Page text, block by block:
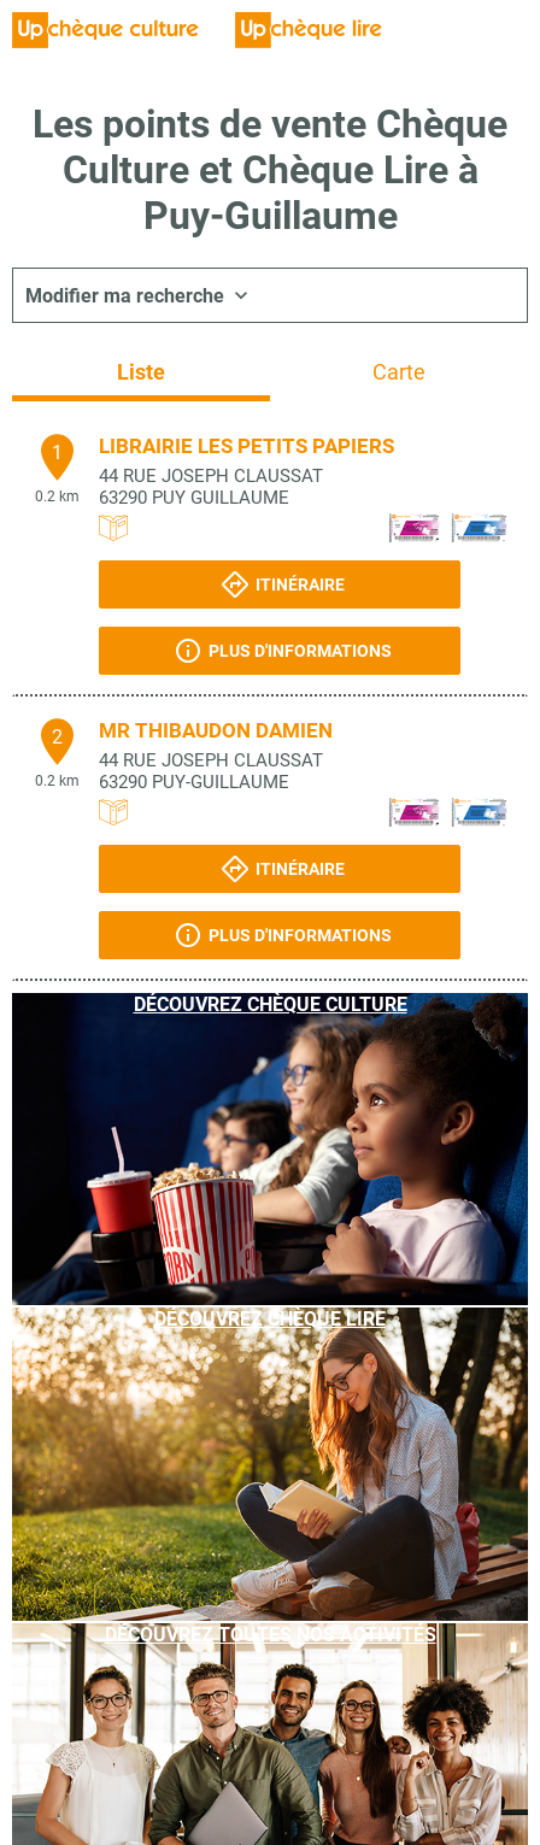
Les points de vente Chèque
Culture et Chèque Lire à
Puy-Guillaume
Modifier ma recherche
Liste Carte
1
0.2 km
LIBRAIRIE LES PETITS PAPIERS
44 RUE JOSEPH CLAUSSAT
63290 PUY GUILLAUME
ITINÉRAIRE
PLUS D'INFORMATIONS
2
0.2 km
MR THIBAUDON DAMIEN
44 RUE JOSEPH CLAUSSAT
63290 PUY-GUILLAUME
ITINÉRAIRE
PLUS D'INFORMATIONS
DÉCOUVREZ CHÈQUE CULTURE
DÉCOUVREZ CHÈQUE LIRE
DÉCOUVREZ TOUTES NOS ACTIVITÉS